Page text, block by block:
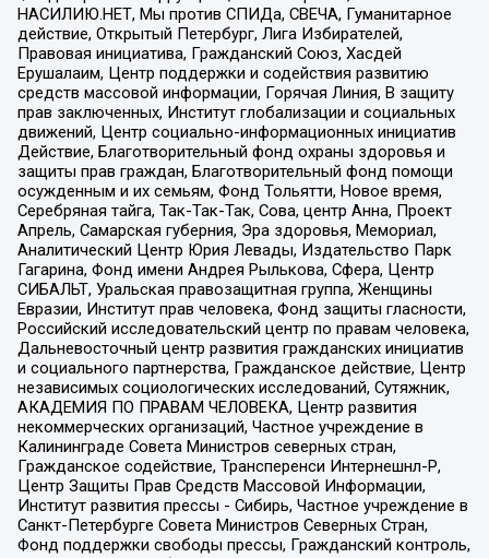
НАСИЛИЮ.НЕТ, Мы против СПИДа, СВЕЧА, Гуманитарное
действие, Открытый Петербург, Лига Избирателей,
Правовая инициатива, Гражданский Союз, Хасдей
Ерушалаим, Центр поддержки и содействия развитию
средств массовой информации, Горячая Линия, В защиту
прав заключенных, Институт глобализации и социальных
движений, Центр социально-информационных инициатив
Действие, Благотворительный фонд охраны здоровья и
защиты прав граждан, Благотворительный фонд помощи
осужденным и их семьям, Фонд Тольятти, Новое время,
Серебряная тайга, Так-Так-Так, Сова, центр Анна, Проект
Апрель, Самарская губерния, Эра здоровья, Мемориал,
Аналитический Центр Юрия Левады, Издательство Парк
Гагарина, Фонд имени Андрея Рылькова, Сфера, Центр
СИБАЛЬТ, Уральская правозащитная группа, Женщины
Евразии, Институт прав человека, Фонд защиты гласности,
Российский исследовательский центр по правам человека,
Дальневосточный центр развития гражданских инициатив
и социального партнерства, Гражданское действие, Центр
независимых социологических исследований, Сутяжник,
АКАДЕМИЯ ПО ПРАВАМ ЧЕЛОВЕКА, Центр развития
некоммерческих организаций, Частное учреждение в
Калининграде Совета Министров северных стран,
Гражданское содействие, Трансперенси Интернешнл-Р,
Центр Защиты Прав Средств Массовой Информации,
Институт развития прессы - Сибирь, Частное учреждение в
Санкт-Петербурге Совета Министров Северных Стран,
Фонд поддержки свободы прессы, Гражданский контроль,